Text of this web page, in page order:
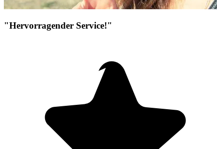
"Hervorragender Service!"